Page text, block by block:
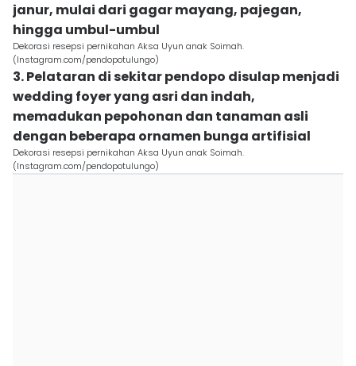
janur, mulai dari gagar mayang, pajegan,
hingga umbul-umbul
Dekorasi resepsi pernikahan Aksa Uyun anak Soimah.
(Instagram.com/pendopotulungo)
3. Pelataran di sekitar pendopo disulap menjadi
wedding foyer yang asri dan indah,
memadukan pepohonan dan tanaman asli
dengan beberapa ornamen bunga artifisial
Dekorasi resepsi pernikahan Aksa Uyun anak Soimah.
(Instagram.com/pendopotulungo)